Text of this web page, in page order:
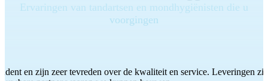
Ervaringen van tandartsen en mondhygiënisten die u
voorgingen
en zijn zeer tevreden over de kwaliteit en service. Leveringen